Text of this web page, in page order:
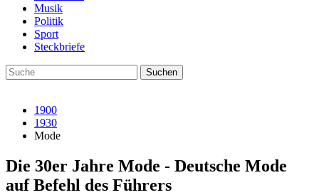
Musik
Politik
Sport
Steckbriefe
1900
1930
Mode
Die 30er Jahre Mode - Deutsche Mode
auf Befehl des Führers